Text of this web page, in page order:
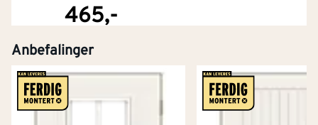
465,-
Kjøp
Anbefalinger